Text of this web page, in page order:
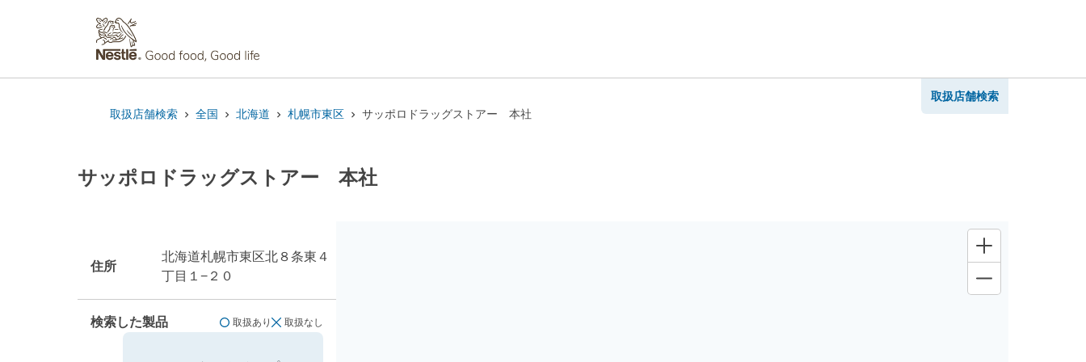
取扱店舗検索 全国 北海道 札幌市東区 サッポロドラッグストアー 本社
取扱店舗検索
サッポロドラッグストアー 本社
住所
北海道札幌市東区北８条東４
丁目１−２０
検索した製品 取扱あり 取扱なし